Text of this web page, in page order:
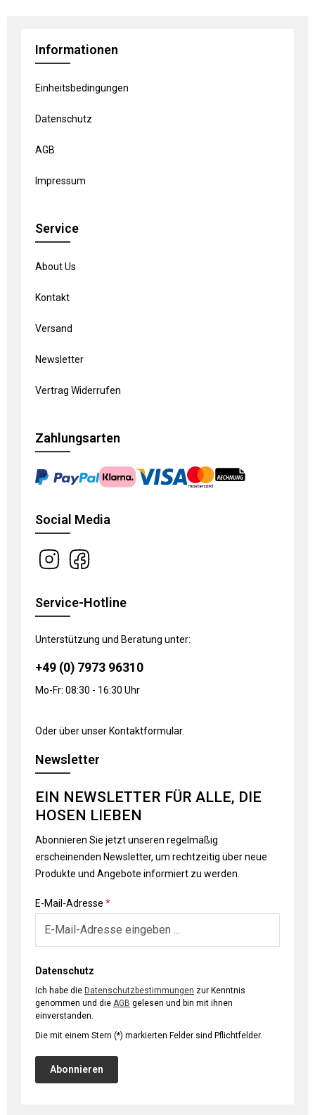
Informationen
Einheitsbedingungen
Datenschutz
AGB
Impressum
Service
About Us
Kontakt
Versand
Newsletter
Vertrag Widerrufen
Zahlungsarten
Social Media
Service-Hotline
Unterstützung und Beratung unter:
+49 (0) 7973 96310
Mo-Fr: 08:30 - 16:30 Uhr
Oder über unser Kontaktformular.
Newsletter
EIN NEWSLETTER FÜR ALLE, DIE
HOSEN LIEBEN
Abonnieren Sie jetzt unseren regelmäßig
erscheinenden Newsletter, um rechtzeitig über neue
Produkte und Angebote informiert zu werden.
E-Mail-Adresse *
Datenschutz
Ich habe die Datenschutzbestimmungen
genommen und die AGB
einverstanden.
Die mit einem Stern (*) markierten Felder sind Pflichtfelder.
Abonnieren